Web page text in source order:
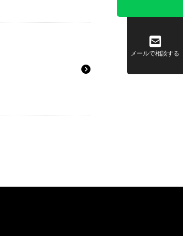
メールで相談する